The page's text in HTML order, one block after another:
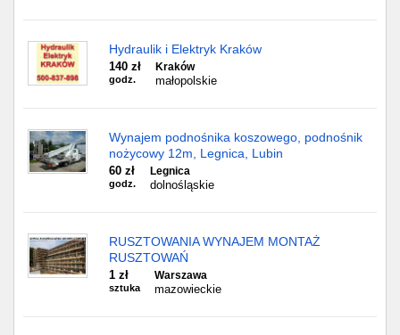
Hydraulik i Elektryk Kraków
140 zł
godz.
Kraków
małopolskie
Wynajem podnośnika koszowego, podnośnik
nożycowy 12m, Legnica, Lubin
60 zł
godz.
Legnica
dolnośląskie
RUSZTOWANIA WYNAJEM MONTAŻ
RUSZTOWAŃ
1 zł
sztuka
Warszawa
mazowieckie